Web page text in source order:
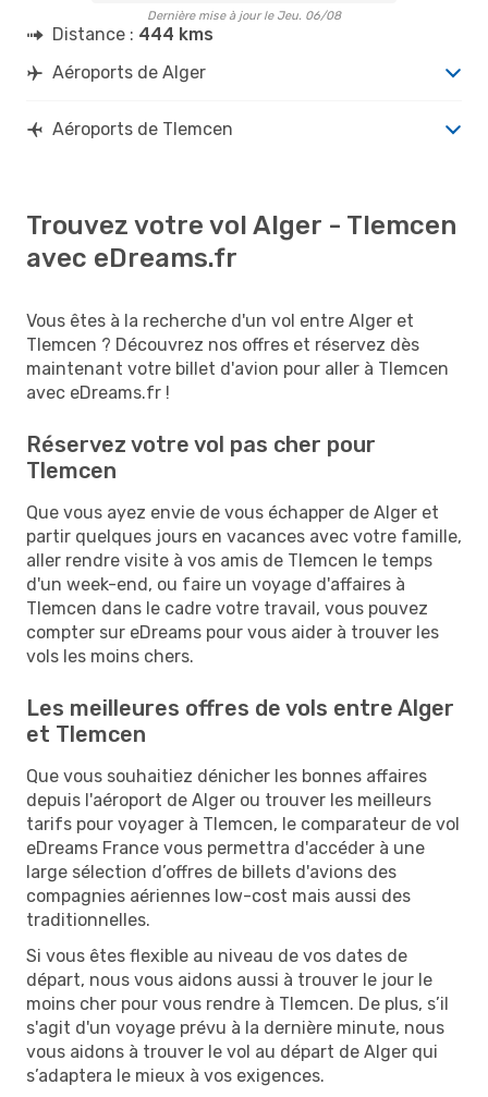
Dernière mise à jour le Jeu. 06/08
Distance : 444 kms
Aéroports de Alger
Aéroports de Tlemcen
Trouvez votre vol Alger - Tlemcen
avec eDreams.fr
Vous êtes à la recherche d'un vol entre Alger et
Tlemcen ? Découvrez nos offres et réservez dès
maintenant votre billet d'avion pour aller à Tlemcen
avec eDreams.fr !
Réservez votre vol pas cher pour
Tlemcen
Que vous ayez envie de vous échapper de Alger et
partir quelques jours en vacances avec votre famille,
aller rendre visite à vos amis de Tlemcen le temps
d'un week-end, ou faire un voyage d'affaires à
Tlemcen dans le cadre votre travail, vous pouvez
compter sur eDreams pour vous aider à trouver les
vols les moins chers.
Les meilleures offres de vols entre Alger
et Tlemcen
Que vous souhaitiez dénicher les bonnes affaires
depuis l'aéroport de Alger ou trouver les meilleurs
tarifs pour voyager à Tlemcen, le comparateur de vol
eDreams France vous permettra d'accéder à une
large sélection d’offres de billets d'avions des
compagnies aériennes low-cost mais aussi des
traditionnelles.
Si vous êtes flexible au niveau de vos dates de
départ, nous vous aidons aussi à trouver le jour le
moins cher pour vous rendre à Tlemcen. De plus, s’il
s'agit d'un voyage prévu à la dernière minute, nous
vous aidons à trouver le vol au départ de Alger qui
s’adaptera le mieux à vos exigences.